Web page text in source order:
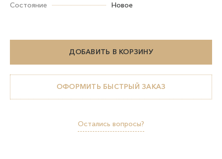
Состояние
Новое
ДОБАВИТЬ В КОРЗИНУ
ОФОРМИТЬ БЫСТРЫЙ ЗАКАЗ
Остались вопросы?